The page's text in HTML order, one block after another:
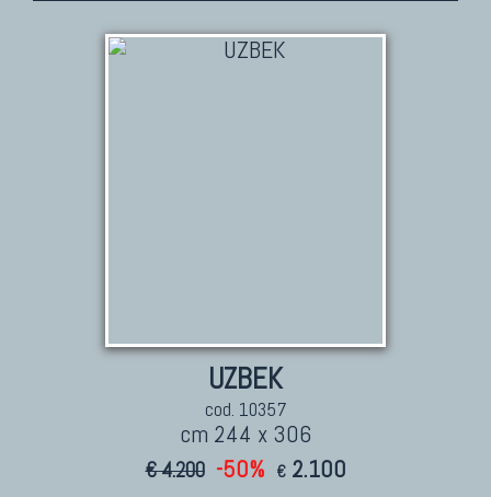
UZBEK
cod. 10357
cm 244 x 306
€ 4.200 -50% € 2.100